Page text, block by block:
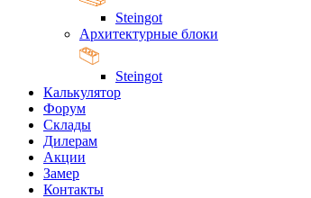
Steingot
Архитектурные блоки
Steingot
Калькулятор
Форум
Склады
Дилерам
Акции
Замер
Контакты